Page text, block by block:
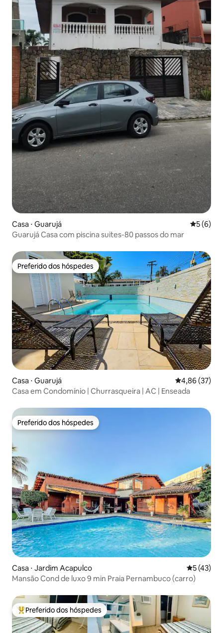
Casa ⋅ Guarujá 5 de
5 (6)
Guarujá Casa com piscina suites-80 passos do mar
Preferido dos hóspedes
Preferido dos hóspedes
Casa ⋅ Guarujá 4,86 de uma
4,86 (37)
Casa em Condomínio | Churrasqueira | AC | Enseada
Preferido dos hóspedes
Preferido dos hóspedes
Casa ⋅ Jardim Acapulco 5 de uma
5 (43)
Mansão Cond de luxo 9 min Praia Pernambuco (carro)
Entre os melhores preferidos dos hóspedes
Preferido dos hóspedes